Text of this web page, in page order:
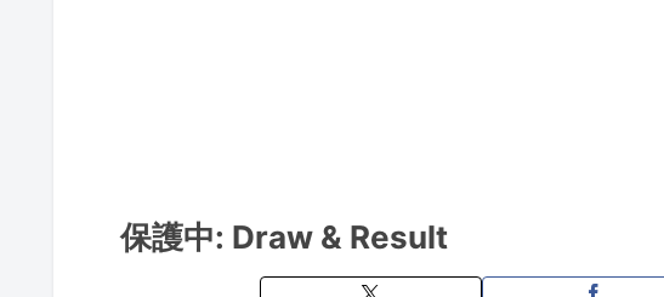
保護中: Draw & Result